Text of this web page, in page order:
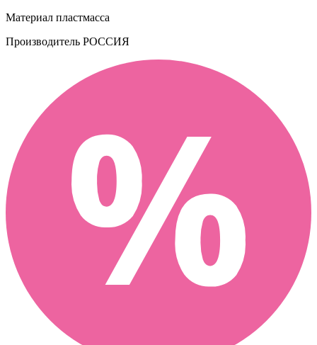
Материал пластмасса
Производитель РОССИЯ